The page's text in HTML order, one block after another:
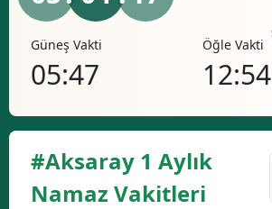
Öğle Vakti
12:54
İkindi Vakti
16:42
#Aksaray 1 Aylık
Namaz Vakitleri